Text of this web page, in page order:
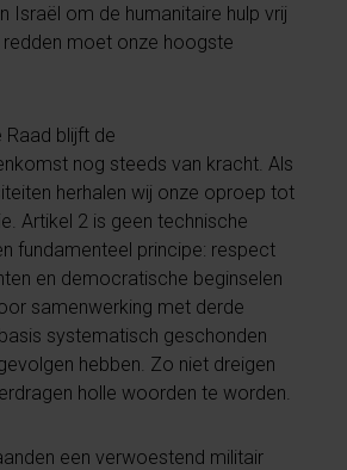
Israël om de humanitaire hulp vrij
moet onze hoogste
Raad blijft de
nog steeds van kracht. Als
herhalen wij onze oproep tot
Artikel 2 is geen technische
fundamenteel principe: respect
en democratische beginselen
samenwerking met derde
systematisch geschonden
hebben. Zo niet dreigen
holle woorden te worden.
een verwoestend militair